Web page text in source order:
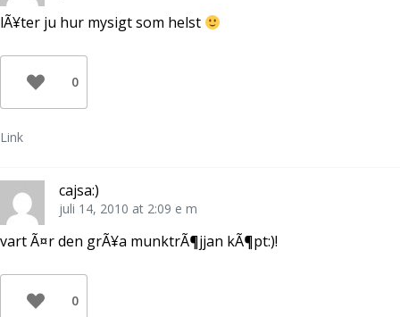
lÃ¥ter ju hur mysigt som helst
0
Link
cajsa:)
juli 14, 2010 at 2:09 e m
vart Ã¤r den grÃ¥a munktrÃ¶jjan kÃ¶pt:)!
0